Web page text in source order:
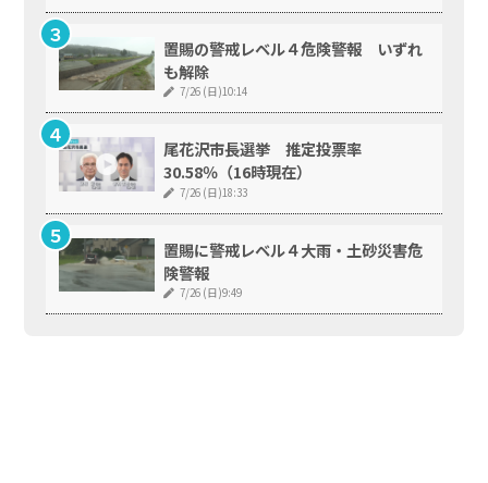
置賜の警戒レベル４危険警報 いずれ
も解除
7/26 (日)10:14
尾花沢市長選挙 推定投票率
30.58％（16時現在）
7/26 (日)18:33
置賜に警戒レベル４大雨・土砂災害危
険警報
7/26 (日)9:49